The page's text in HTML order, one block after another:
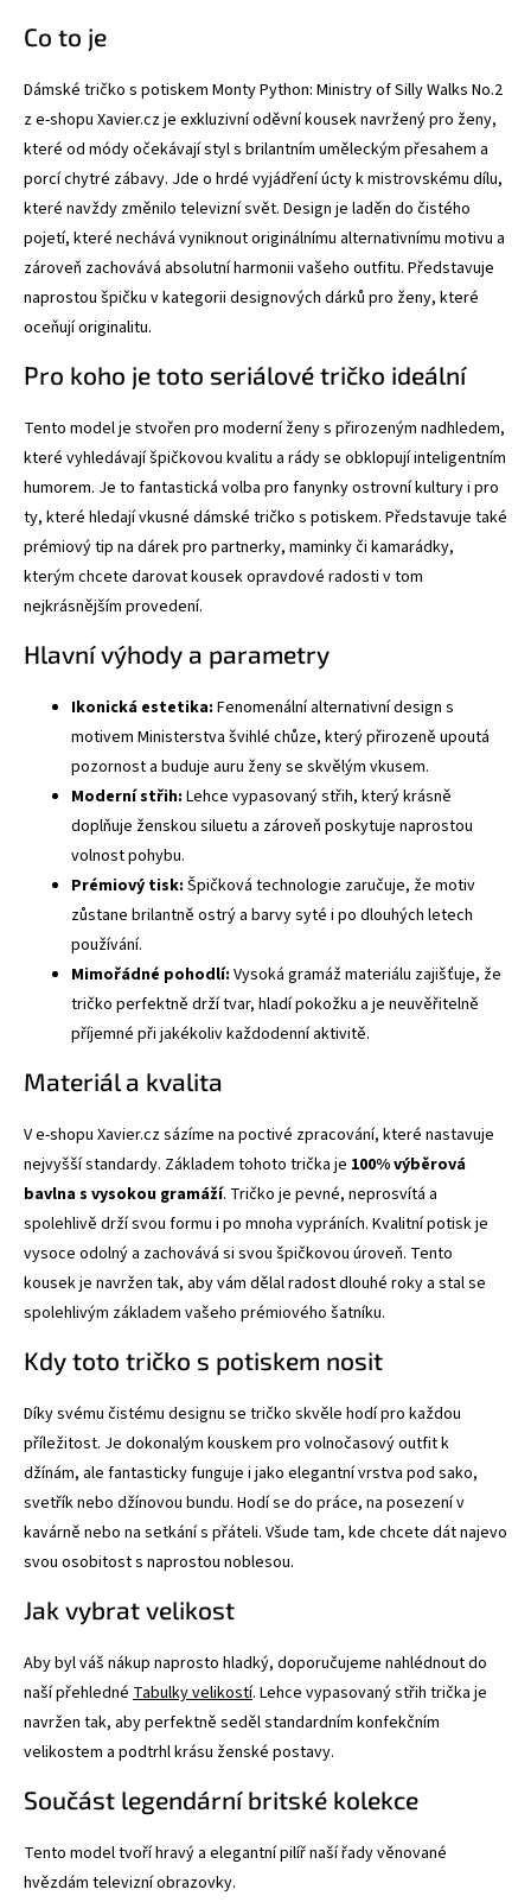
Co to je
Dámské tričko s potiskem Monty Python: Ministry of Silly Walks No.2
z e-shopu Xavier.cz je exkluzivní oděvní kousek navržený pro ženy,
které od módy očekávají styl s brilantním uměleckým přesahem a
porcí chytré zábavy. Jde o hrdé vyjádření úcty k mistrovskému dílu,
které navždy změnilo televizní svět. Design je laděn do čistého
pojetí, které nechává vyniknout originálnímu alternativnímu motivu a
zároveň zachovává absolutní harmonii vašeho outfitu. Představuje
naprostou špičku v kategorii designových dárků pro ženy, které
oceňují originalitu.
Pro koho je toto seriálové tričko ideální
Tento model je stvořen pro moderní ženy s přirozeným nadhledem,
které vyhledávají špičkovou kvalitu a rády se obklopují inteligentním
humorem. Je to fantastická volba pro fanynky ostrovní kultury i pro
ty, které hledají vkusné dámské tričko s potiskem. Představuje také
prémiový tip na dárek pro partnerky, maminky či kamarádky,
kterým chcete darovat kousek opravdové radosti v tom
nejkrásnějším provedení.
Hlavní výhody a parametry
Ikonická estetika: Fenomenální alternativní design s
motivem Ministerstva švihlé chůze, který přirozeně upoutá
pozornost a buduje auru ženy se skvělým vkusem.
Moderní střih: Lehce vypasovaný střih, který krásně
doplňuje ženskou siluetu a zároveň poskytuje naprostou
volnost pohybu.
Prémiový tisk: Špičková technologie zaručuje, že motiv
zůstane brilantně ostrý a barvy syté i po dlouhých letech
používání.
Mimořádné pohodlí: Vysoká gramáž materiálu zajišťuje, že
tričko perfektně drží tvar, hladí pokožku a je neuvěřitelně
příjemné při jakékoliv každodenní aktivitě.
Materiál a kvalita
V e-shopu Xavier.cz sázíme na poctivé zpracování, které nastavuje
nejvyšší standardy. Základem tohoto trička je 100% výběrová
bavlna s vysokou gramáží. Tričko je pevné, neprosvítá a
spolehlivě drží svou formu i po mnoha vypráních. Kvalitní potisk je
vysoce odolný a zachovává si svou špičkovou úroveň. Tento
kousek je navržen tak, aby vám dělal radost dlouhé roky a stal se
spolehlivým základem vašeho prémiového šatníku.
Kdy toto tričko s potiskem nosit
Díky svému čistému designu se tričko skvěle hodí pro každou
příležitost. Je dokonalým kouskem pro volnočasový outfit k
džínám, ale fantasticky funguje i jako elegantní vrstva pod sako,
svetřík nebo džínovou bundu. Hodí se do práce, na posezení v
kavárně nebo na setkání s přáteli. Všude tam, kde chcete dát najevo
svou osobitost s naprostou noblesou.
Jak vybrat velikost
Aby byl váš nákup naprosto hladký, doporučujeme nahlédnout do
naší přehledné Tabulky velikostí. Lehce vypasovaný střih trička je
navržen tak, aby perfektně seděl standardním konfekčním
velikostem a podtrhl krásu ženské postavy.
Součást legendární britské kolekce
Tento model tvoří hravý a elegantní pilíř naší řady věnované
hvězdám televizní obrazovky.